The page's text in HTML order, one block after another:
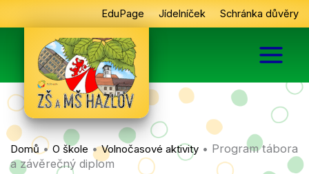
na
EduPage Jídelníček Schránka důvěry
Domů • O škole •Volnočasové aktivity • Program tábora
a závěrečný diplom